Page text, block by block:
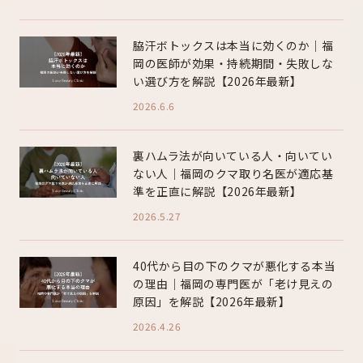
脇汗ボトックスは本当に効くのか｜福
岡の医師が効果・持続期間・失敗しな
い選び方を解説【2026年最新】
2026.6.6
裏ハムラ法が向いている人・向いてい
ない人｜福岡のクマ取り名医が適応基
準を正直に解説【2026年最新】
2026.5.27
40代から目の下のクマが悪化する本当
の理由｜福岡の専門医が「老け見えの
原因」を解説【2026年最新】
2026.4.26